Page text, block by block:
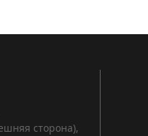
сторона),